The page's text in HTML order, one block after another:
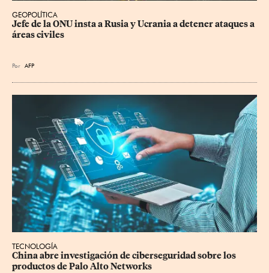
GEOPOLÍTICA
Jefe de la ONU insta a Rusia y Ucrania a detener ataques a
áreas civiles
Por AFP
TECNOLOGÍA
China abre investigación de ciberseguridad sobre los
productos de Palo Alto Networks